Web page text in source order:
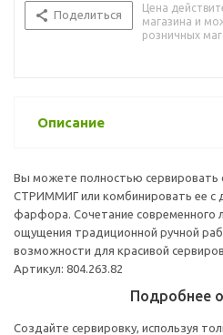
Поделиться
Цена
магазина и
розничных
Описание
Вы можете полностью сервировать
СТРИММИГ или комбинировать ее с
фарфора. Сочетание современного
ощущения традиционной ручной
возможности для красивой
Артикул: 804.263.82
Подробнее
Создайте сервировку, используя